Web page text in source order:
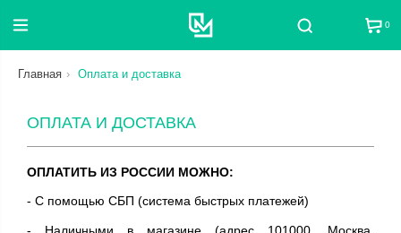
Поиск 0
Главная Оплата и доставка
ОПЛАТА И ДОСТАВКА
ОПЛАТИТЬ ИЗ РОССИИ МОЖНО:
- С помощью СБП (система быстрых платежей)